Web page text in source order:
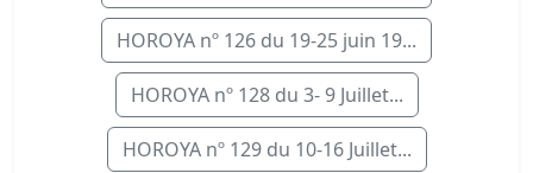
HOROYA nº 126 du 19-25 juin 19...
HOROYA nº 128 du 3- 9 Juillet...
HOROYA nº 129 du 10-16 Juillet...